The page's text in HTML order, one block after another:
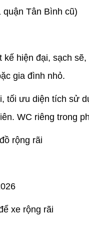
Tân Bình cũ)
kế hiện đại, sạch
gia đình nhỏ.
tối ưu diện tích sử
WC riêng trong
rộng rãi
xe rộng rãi